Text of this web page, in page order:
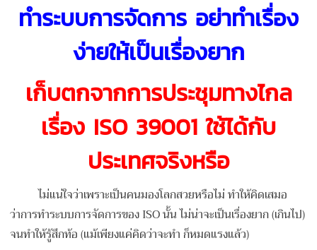
ทำระบบการจัดการ อย่าทำเรื่อง
ง่ายให้เป็นเรื่องยาก
เก็บตกจากการประชุมทางไกล
เรื่อง ISO 39001 ใช้ได้กับ
ประเทศจริงหรือ
ไม่แน่ใจว่าเพราะเป็นคนมองโลกสวยหรือไม่ ทำให้คิดเสมอ
ว่าการทำระบบการจัดการของ ISO นั้น ไม่น่าจะเป็นเรื่องยาก (เกินไป)
จนทำให้รู้สึกท้อ (แม้เพียงแค่คิดว่าจะทำ ก็หมดแรงแล้ว)